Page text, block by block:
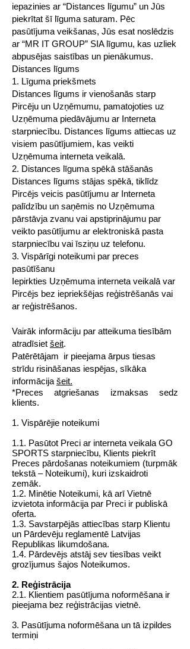
iepazinies ar “Distances līgumu” un Jūs
piekrītat šī līguma saturam. Pēc
pasūtījuma veikšanas, Jūs esat noslēdzis
ar “MR IT GROUP” SIA līgumu, kas uzliek
abpusējas saistības un pienākumus.
Distances līgums
1. Līguma priekšmets
Distances līgums ir vienošanās starp
Pircēju un Uzņēmumu, pamatojoties uz
Uzņēmuma piedāvājumu ar Interneta
starpniecību. Distances līgums attiecas uz
visiem pasūtījumiem, kas veikti
Uzņēmuma interneta veikalā.
2. Distances līguma spēkā stāšanās
Distances līgums stājas spēkā, tiklīdz
Pircējs veicis pasūtījumu ar Interneta
palīdzību un saņēmis no Uzņēmuma
pārstāvja zvanu vai apstiprinājumu par
veikto pasūtījumu ar elektroniskā pasta
starpniecību vai īsziņu uz telefonu.
3. Vispārīgi noteikumi par preces
pasūtīšanu
Iepirkties Uzņēmuma interneta veikalā var
Pircējs bez iepriekšējas reģistrēšanās vai
ar reģistrēšanos.
Vairāk informāciju par atteikuma tiesībām
atradīsiet šeit.
Patērētājam ir pieejama ārpus tiesas
strīdu risināšanas iespējas, sīkāka
informācija šeit.
*Preces atgriešanas izmaksas sedz
klients.
1. Vispārējie noteikumi
1.1. Pasūtot Preci ar interneta veikala GO
SPORTS starpniecību, Klients piekrīt
Preces pārdošanas noteikumiem (turpmāk
tekstā – Noteikumi), kuri izskaidroti
zemāk.
1.2. Minētie Noteikumi, kā arī Vietnē
izvietota informācija par Preci ir publiskā
oferta.
1.3. Savstarpējās attiecības starp Klientu
un Pārdevēju reglamentē Latvijas
Republikas likumdošana.
1.4. Pārdevējs atstāj sev tiesības veikt
grozījumus šajos Noteikumos.
2. Reģistrācija
2.1. Klientiem pasūtījuma noformēšana ir
pieejama bez reģistrācijas vietnē.
3. Pasūtījuma noformēšana un tā izpildes
termiņi